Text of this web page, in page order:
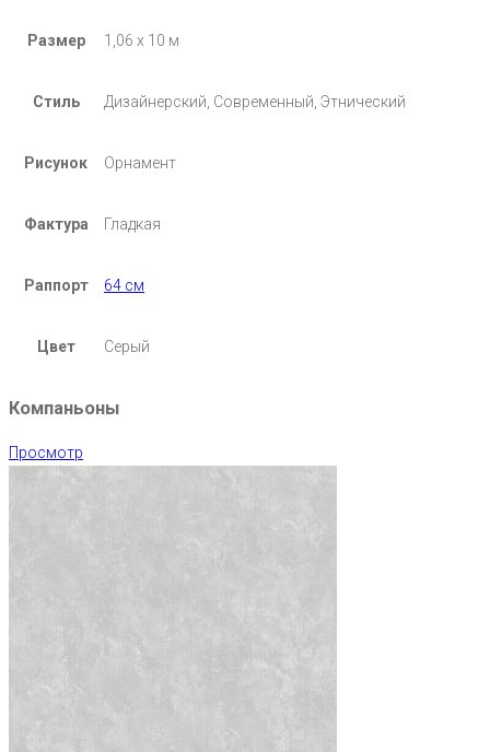
Размер 1,06 х 10 м
Стиль Дизайнерский, Современный, Этнический
Рисунок Орнамент
Фактура Гладкая
Раппорт 64 см
Цвет Серый
Компаньоны
Просмотр